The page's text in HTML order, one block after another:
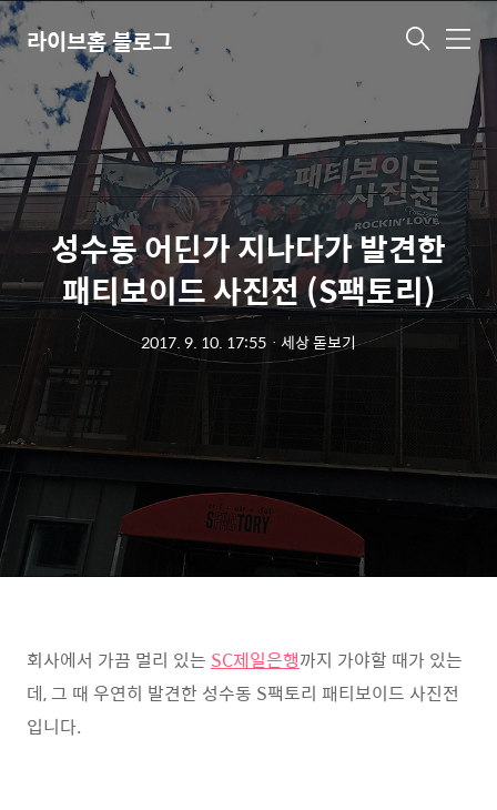
라이브홈 블로그 메
성수동 어딘가 지나다가 발견한
패티보이드 사진전 (S팩토리)
2017. 9. 10. 17:55 ㆍ 세상 돋보기
회사에서 가끔 멀리 있는 SC제일은행까지 가야할 때가 있는
데, 그 때 우연히 발견한 성수동 S팩토리 패티보이드 사진전
입니다.